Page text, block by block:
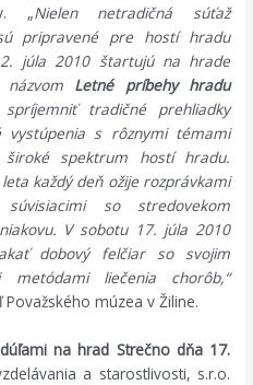
„Nielen netradičná súťaž
pripravené pre hostí hradu
júla 2010 štartujú na hrade
Letné príbehy hradu
tradičné prehliadky
vystúpenia s rôznymi témami
spektrum hostí hradu.
každý deň ožije rozprávkami
so stredovekom
V sobotu 17. júla 2010
dobový felčiar so svojim
metódami liečenia chorôb,“
múzea v Žiline.
na hrad Strečno dňa 17.
a starostlivosti, s.r.o.